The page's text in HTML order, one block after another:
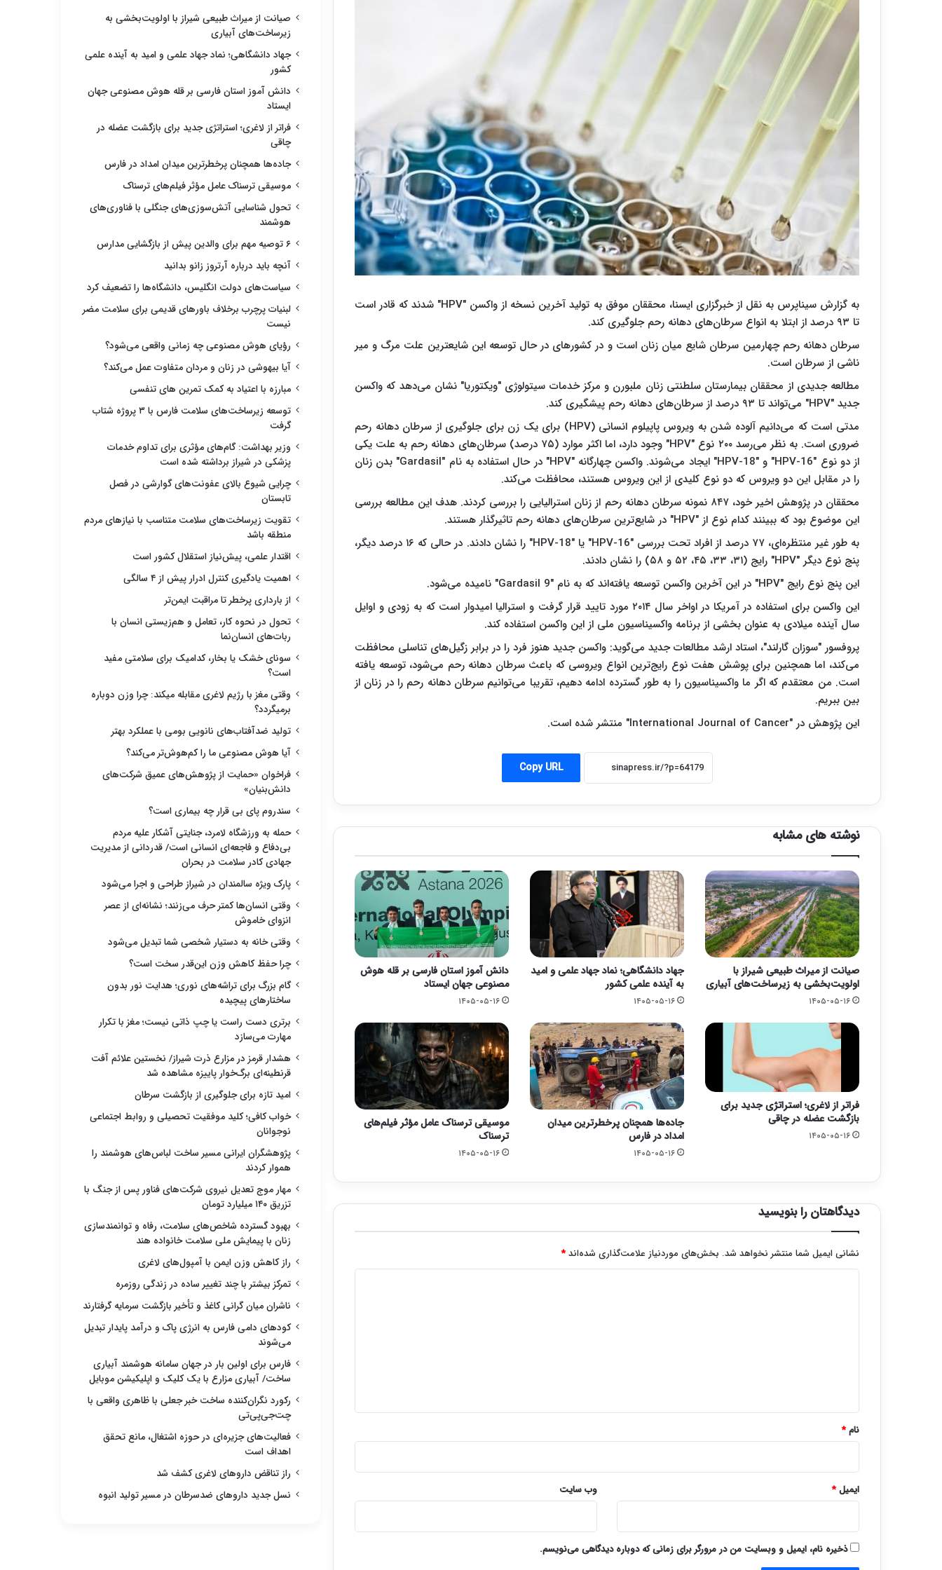
به گزارش سیناپرس به نقل از خبرگزاری ایسنا، محققان موفق به تولید آخرین نسخه از واکسن "HPV" شدند که قادر است
تا ۹۳ درصد از ابتلا به انواع سرطان‌های دهانه رحم جلوگیری کند.
سرطان دهانه رحم چهارمین سرطان شایع میان زنان است و در کشورهای در حال توسعه این شایعترین علت مرگ و میر
ناشی از سرطان است.
مطالعه جدیدی از محققان بیمارستان سلطنتی زنان ملبورن و مرکز خدمات سیتولوژی "ویکتوریا" نشان می‌دهد که واکسن
جدید "HPV" می‌تواند تا ۹۳ درصد از سرطان‌های دهانه رحم پیشگیری کند.
مدتی است که می‌دانیم آلوده شدن به ویروس پاپیلوم انسانی (HPV) برای یک زن برای جلوگیری از سرطان دهانه رحم
ضروری است. به نظر می‌رسد ۲۰۰ نوع "
HPV
" وجود دارد، اما اکثر موارد (۷۵ درصد) سرطان‌های دهانه رحم به علت یکی
از دو نوع "HPV-16" و "HPV-18" ایجاد می‌شوند. واکسن چهارگانه "HPV" در حال استفاده به نام "Gardasil" بدن زنان
را در مقابل این دو ویروس که دو نوع کلیدی از این ویروس هستند، محافظت می‌کند.
محققان در پژوهش اخیر خود، ۸۴۷ نمونه سرطان دهانه رحم از زنان استرالیایی را بررسی کردند. هدف این مطالعه بررسی
این موضوع بود که ببینند کدام نوع از "HPV" در شایع‌ترین سرطان‌های دهانه رحم تاثیرگذار هستند.
به طور غیر منتظره‌ای، ۷۷ درصد از افراد تحت بررسی "
HPV-16" یا "HPV-18
" را نشان دادند. در حالی که ۱۶ درصد دیگر،
پنج نوع دیگر "HPV" رایج (۳۱، ۳۳، ۴۵، ۵۲ و ۵۸) را نشان دادند.
این پنج نوع رایج "HPV" در این آخرین واکسن توسعه یافته‌اند که به نام "Gardasil 9" نامیده می‌شود.
این واکسن برای استفاده در آمریکا در اواخر سال ۲۰۱۴ مورد تایید قرار گرفت و استرالیا امیدوار است که به زودی و اوایل
سال آینده میلادی به عنوان بخشی از برنامه واکسیناسیون ملی از این واکسن استفاده کند.
پروفسور "سوزان گارلند"، استاد ارشد مطالعات جدید می‌گوید: واکسن جدید هنوز فرد را در برابر زگیل‌های تناسلی محافظت
می‌کند، اما همچنین برای پوشش هفت نوع رایج‌ترین انواع ویروسی که باعث سرطان دهانه رحم می‌شود، توسعه یافته
است. من معتقدم که اگر ما واکسیناسیون را به طور گسترده ادامه دهیم، تقریبا می‌توانیم سرطان دهانه رحم را در زنان از
بین ببریم.
این پژوهش در "International Journal of Cancer" منتشر شده است.
Copy URL
نوشته های مشابه
صیانت از میراث طبیعی شیراز با
اولویت‌بخشی به زیرساخت‌های آبیاری
۱۴۰۵-۰۵-۱۶
جهاد دانشگاهی؛ نماد جهاد علمی و امید
به آینده علمی کشور
۱۴۰۵-۰۵-۱۶
دانش آموز استان فارسی بر قله هوش
مصنوعی جهان ایستاد
۱۴۰۵-۰۵-۱۶
فراتر از لاغری؛ استراتژی جدید برای
بازگشت عضله در چاقی
۱۴۰۵-۰۵-۱۶
جاده‌ها همچنان پرخطرترین میدان
امداد در فارس
۱۴۰۵-۰۵-۱۶
موسیقی ترسناک عامل مؤثر فیلم‌های
ترسناک
۱۴۰۵-۰۵-۱۶
دیدگاهتان را بنویسید
نشانی ایمیل شما منتشر نخواهد شد. بخش‌های موردنیاز علامت‌گذاری شده‌اند*
نام*
ایمیل* وب‌ سایت
ذخیره نام، ایمیل و وبسایت من در مرورگر برای زمانی که دوباره دیدگاهی می‌نویسم.
صیانت از میراث طبیعی شیراز با اولویت‌بخشی به
زیرساخت‌های آبیاری
جهاد دانشگاهی؛ نماد جهاد علمی و امید به آینده علمی
کشور
دانش آموز استان فارسی بر قله هوش مصنوعی جهان
ایستاد
فراتر از لاغری؛ استراتژی جدید برای بازگشت عضله در
چاقی
جاده‌ها همچنان پرخطرترین میدان امداد در فارس
موسیقی ترسناک عامل مؤثر فیلم‌های ترسناک
تحول شناسایی آتش‌سوزی‌های جنگلی با فناوری‌های
هوشمند
۶ توصیه مهم برای والدین پیش از بازگشایی مدارس
آنچه باید درباره آرتروز زانو بدانید
سیاست‌های دولت انگلیس، دانشگاه‌ها را تضعیف کرد
لبنیات پرچرب برخلاف باورهای قدیمی برای سلامت مضر
نیست
رؤیای هوش مصنوعی چه زمانی واقعی می‌شود؟
آیا بیهوشی در زنان و مردان متفاوت عمل می‌کند؟
مبارزه با اعتیاد به کمک تمرین های تنفسی
توسعه زیرساخت‌های سلامت فارس با ۳ پروژه شتاب
گرفت
وزیر بهداشت: گام‌های مؤثری برای تداوم خدمات
پزشکی در شیراز برداشته شده است
چرایی شیوع بالای عفونت‌های گوارشی در فصل
تابستان
تقویت زیرساخت‌های سلامت متناسب با نیازهای مردم
منطقه باشد
اقتدار علمی، پیش‌نیاز استقلال کشور است
اهمیت یادگیری کنترل ادرار پیش از ۴ سالگی
از بارداری پرخطر تا مراقبت ایمن‌تر
تحول در نحوه کار، تعامل و هم‌زیستی انسان با
ربات‌های انسان‌نما
سونای خشک یا بخار، کدامیک برای سلامتی مفید
است؟
وقتی مغز با رژیم لاغری مقابله میکند: چرا وزن دوباره
برمیگردد؟
تولید ضدآفتاب‌های نانویی بومی با عملکرد بهتر
آیا هوش مصنوعی ما را کم‌هوش‌تر می‌کند؟
فراخوان «حمایت از پژوهش‌های عمیق شرکت‌های
دانش‌بنیان»
سندروم پای بی قرار چه بیماری است؟
حمله به ورزشگاه لامرد، جنایتی آشکار علیه مردم
بی‌دفاع و فاجعه‌ای انسانی است/ قدردانی از مدیریت
جهادی کادر سلامت در بحران
پارک ویژه سالمندان در شیراز طراحی و اجرا می‌شود
وقتی انسان‌ها کمتر حرف می‌زنند؛ نشانه‌ای از عصر
انزوای خاموش
وقتی خانه به دستیار شخصی شما تبدیل می‌شود
چرا حفظ کاهش وزن این‌قدر سخت است؟
گام بزرگ برای تراشه‌های نوری؛ هدایت نور بدون
ساختارهای پیچیده
برتری دست راست یا چپ ذاتی نیست؛ مغز با تکرار
مهارت می‌سازد
هشدار قرمز در مزارع ذرت شیراز/ نخستین علائم آفت
قرنطینه‌ای برگ‌خوار پاییزه مشاهده شد
امید تازه برای جلوگیری از بازگشت سرطان
خواب کافی؛ کلید موفقیت تحصیلی و روابط اجتماعی
نوجوانان
پژوهشگران ایرانی مسیر ساخت لباس‌های هوشمند را
هموار کردند
مهار موج تعدیل نیروی شرکت‌های فناور پس از جنگ با
تزریق ۱۴۰ میلیارد تومان
بهبود گسترده شاخص‌های سلامت، رفاه و توانمندسازی
زنان با پیمایش ملی سلامت خانواده هند
راز کاهش وزن ایمن با آمپول‌های لاغری
تمرکز بیشتر با چند تغییر ساده در زندگی روزمره
ناشران میان گرانی کاغذ و تأخیر بازگشت سرمایه گرفتارند
کودهای دامی فارس به انرژی پاک و درآمد پایدار تبدیل
می‌شوند
فارس برای اولین بار در جهان سامانه هوشمند آبیاری
ساخت/ آبیاری مزارع با یک کلیک و اپلیکیشن موبایل
رکورد نگران‌کننده ساخت خبر جعلی با ظاهری واقعی با
چت‌جی‌پی‌تی
فعالیت‌های جزیره‌ای در حوزه اشتغال، مانع تحقق
اهداف است
راز تناقض داروهای لاغری کشف شد
نسل جدید داروهای ضدسرطان در مسیر تولید انبوه